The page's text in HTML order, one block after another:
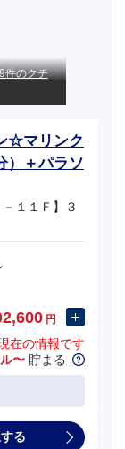
件のクチ
☆マリンク
）＋パラソ
１１Ｆ】３
円
在の情報です
〜 貯まる